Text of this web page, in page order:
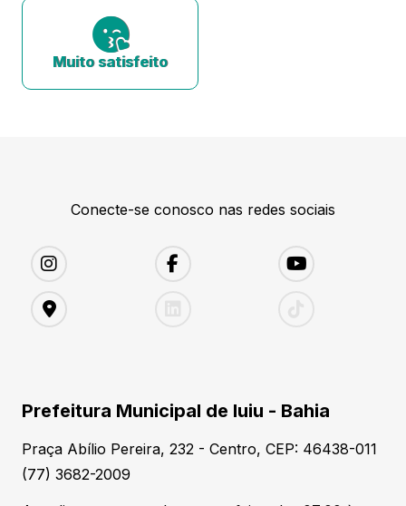
Muito satisfeito
Conecte-se conosco nas redes sociais
Prefeitura Municipal de Iuiu - Bahia
Praça Abílio Pereira, 232 - Centro, CEP: 46438-011
(77) 3682-2009